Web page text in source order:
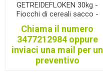
GETREIDEFLOKEN 30kg -
Fiocchi di cereali sacco -
Mangime per vacche da
latte conforme alle norme
per la produzione di latte da
TRENTINGRANA
Chiama il numero
3477212984 oppure
inviaci una mail per un
preventivo